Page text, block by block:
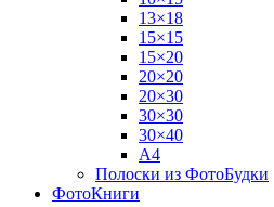
13×18
15×15
15×20
20×20
20×30
30×30
30×40
A4
Полоски из ФотоБудки
ФотоКниги